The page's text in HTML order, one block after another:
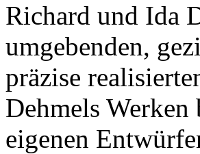
Richard und Ida
umgebenden,
präzise
Dehmels
eigenen